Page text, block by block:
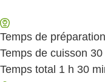
Temps de préparation
Temps de cuisson 30
Temps total 1 heure
h 30